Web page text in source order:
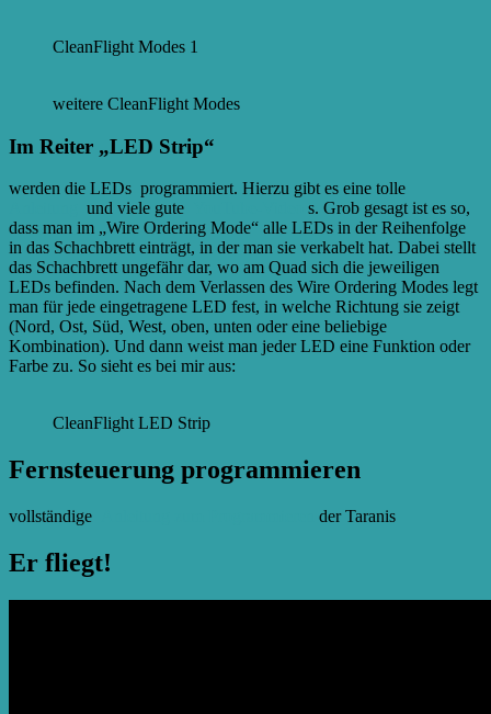
CleanFlight Modes 1
weitere CleanFlight Modes
Im Reiter „LED Strip“
werden die LEDs programmiert. Hierzu gibt es eine tolle
und viele gute
s. Grob gesagt ist es so,
dass man im „Wire Ordering Mode“ alle LEDs in der Reihenfolge
in das Schachbrett einträgt, in der man sie verkabelt hat. Dabei stellt
das Schachbrett ungefähr dar, wo am Quad sich die jeweiligen
LEDs befinden. Nach dem Verlassen des Wire Ordering Modes legt
man für jede eingetragene LED fest, in welche Richtung sie zeigt
(Nord, Ost, Süd, West, oben, unten oder eine beliebige
Kombination). Und dann weist man jeder LED eine Funktion oder
Farbe zu. So sieht es bei mir aus:
CleanFlight LED Strip
Fernsteuerung programmieren
vollständige der Taranis
Er fliegt!